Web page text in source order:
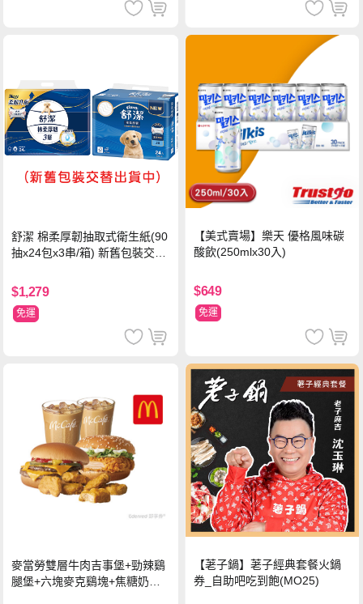
舒潔 棉柔厚韌抽取式衛生紙(90
抽x24包x3串/箱) 新舊包裝交替
$1,279
免運
【美式賣場】樂天 優格風味碳
酸飲(250mlx30入)
$649
免運
麥當勞雙層牛肉吉事堡+勁辣鷄
腿堡+六塊麥克鷄塊+焦糖奶茶
【荖子鍋】荖子經典套餐火鍋
券_自助吧吃到飽(MO25)